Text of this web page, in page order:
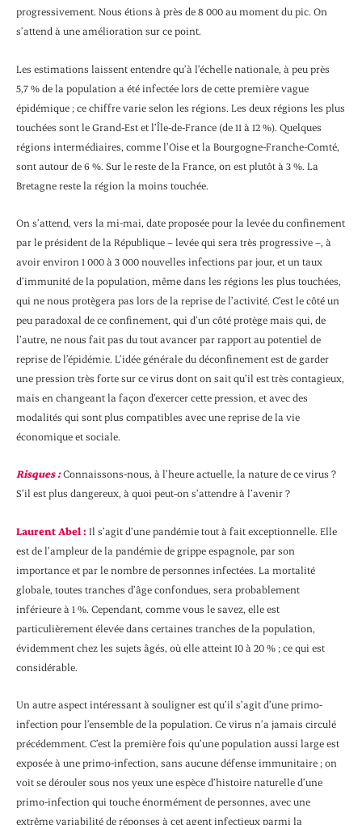
progressivement. Nous étions à près de 8 000 au moment du pic. On
s’attend à une amélioration sur ce point.
Les estimations laissent entendre qu’à l’échelle nationale, à peu près
5,7 % de la population a été infectée lors de cette première vague
épidémique ; ce chiffre varie selon les régions. Les deux régions les plus
touchées sont le Grand-Est et l’Île-de-France (de 11 à 12 %). Quelques
régions intermédiaires, comme l’Oise et la Bourgogne-Franche-Comté,
sont autour de 6 %. Sur le reste de la France, on est plutôt à 3 %. La
Bretagne reste la région la moins touchée.
On s’attend, vers la mi-mai, date proposée pour la levée du confinement
par le président de la République – levée qui sera très progressive –, à
avoir environ 1 000 à 3 000 nouvelles infections par jour, et un taux
d’immunité de la population, même dans les régions les plus touchées,
qui ne nous protègera pas lors de la reprise de l’activité. C’est le côté un
peu paradoxal de ce confinement, qui d’un côté protège mais qui, de
l’autre, ne nous fait pas du tout avancer par rapport au potentiel de
reprise de l’épidémie. L’idée générale du déconfinement est de garder
une pression très forte sur ce virus dont on sait qu’il est très contagieux,
mais en changeant la façon d’exercer cette pression, et avec des
modalités qui sont plus compatibles avec une reprise de la vie
économique et sociale.
Risques :Connaissons-nous, à l’heure actuelle, la nature de ce virus ?
S’il est plus dangereux, à quoi peut-on s’attendre à l’avenir ?
Laurent Abel: Il s’agit d’une pandémie tout à fait exceptionnelle. Elle
est de l’ampleur de la pandémie de grippe espagnole, par son
importance et par le nombre de personnes infectées. La mortalité
globale, toutes tranches d’âge confondues, sera probablement
inférieure à 1 %. Cependant, comme vous le savez, elle est
particulièrement élevée dans certaines tranches de la population,
évidemment chez les sujets âgés, où elle atteint 10 à 20 % ; ce qui est
considérable.
Un autre aspect intéressant à souligner est qu’il s’agit d’une primo-
infection pour l’ensemble de la population. Ce virus n’a jamais circulé
précédemment. C’est la première fois qu’une population aussi large est
exposée à une primo-infection, sans aucune défense immunitaire ; on
voit se dérouler sous nos yeux une espèce d’histoire naturelle d’une
primo-infection qui touche énormément de personnes, avec une
extrême variabilité de réponses à cet agent infectieux parmi la